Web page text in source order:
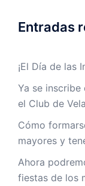
Entradas
¡El Día de las
Ya se
el Club de
Cómo
mayores y
Ahora
fiestas de los